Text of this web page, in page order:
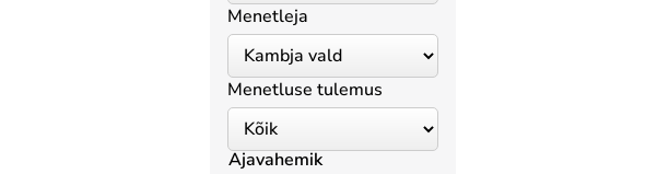
Menetleja
Menetluse tulemus
Ajavahemik